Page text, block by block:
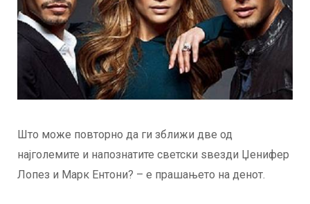
Што може повторно да ги зближи две од
најголемите и напознатите светски ѕвезди Џенифер
Лопез и Марк Ентони? – е прашањето на денот.